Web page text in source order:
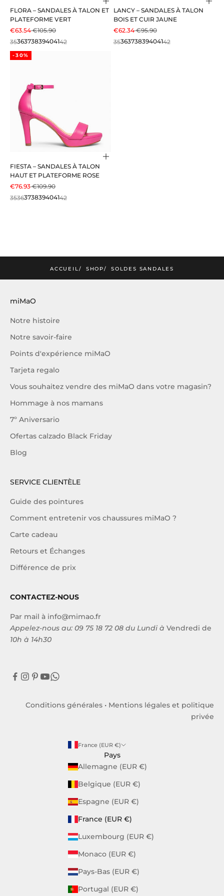
Choisir les options
FLORA – SANDALES À TALON ET
PLATEFORME VERT
PRIX DE VENTE
€63.54PRIX NORMAL
€105.90
3536373839404142
LANCY – SANDALES À TALON
BOIS ET CUIR JAUNE
PRIX DE VENTE
€62.34PRIX NORMAL
€95.90
3536373839404142
-30%
Choisir les options
FIESTA – SANDALES À TALON
HAUT ET PLATEFORME ROSE
PRIX DE VENTE
€76.93PRIX NORMAL
€109.90
3536373839404142
ACCUEIL SHOP SOLDES SANDALES
miMaO
Notre histoire
Notre savoir-faire
Points d'expérience miMaO
Tarjeta regalo
Vous souhaitez vendre des miMaO dans votre magasin?
Hommage à nos mamans
7º Aniversario
Ofertas calzado Black Friday
Blog
SERVICE CLIENTÈLE
Guide des pointures
Comment entretenir vos chaussures miMaO ?
Carte cadeau
Retours et Échanges
Différence de prix
CONTACTEZ-NOUS
Par mail à info@mimao.fr
Appelez-nous au: 09 75 18 72 08 du Lundi à Vendredi de
10h à 14h30
Conditions générales • Mentions légales et politique
privée
France (EUR €)
Pays
Allemagne (EUR €)
Belgique (EUR €)
Espagne (EUR €)
France (EUR €)
Luxembourg (EUR €)
Monaco (EUR €)
Pays-Bas (EUR €)
Portugal (EUR €)